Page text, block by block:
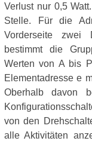
Verlust nur 0,5
Stelle. Für die
Vorderseite zwei
bestimmt die
Werten von A bis
Elementadresse e
Oberhalb davon
von den
alle Aktivitäten